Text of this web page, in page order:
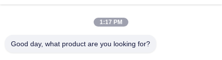
Εμφάνιση VR
Επισκέψεις Στο Εργοστάσιο
1:17 PM
Good day, what product are you looking for?